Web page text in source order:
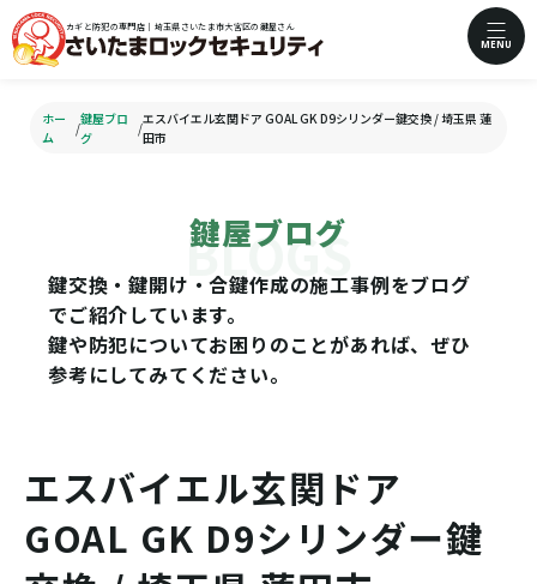
カギと防犯の専門店｜埼玉県さいたま市大宮区の鍵屋さん
MENU
ホー
ム
/
鍵屋ブロ
グ
/
エスバイエル玄関ドア GOAL GK D9シリンダー鍵交換 / 埼玉県 蓮
田市
鍵屋ブログ
鍵交換・鍵開け・合鍵作成の施工事例をブログ
でご紹介しています。
鍵や防犯についてお困りのことがあれば、ぜひ
参考にしてみてください。
エスバイエル玄関ドア
GOAL GK D9シリンダー鍵